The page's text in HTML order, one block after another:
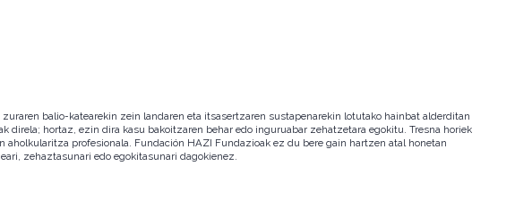
balio-katearekin zein landaren eta itsasertzaren sustapenarekin lotutako hainbat alderditan
direla; hortaz, ezin dira kasu bakoitzaren behar edo inguruabar zehatzetara egokitu. Tresna horiek
profesionala. Fundación HAZI Fundazioak ez du bere gain hartzen atal honetan
zehaztasunari edo egokitasunari dagokienez.